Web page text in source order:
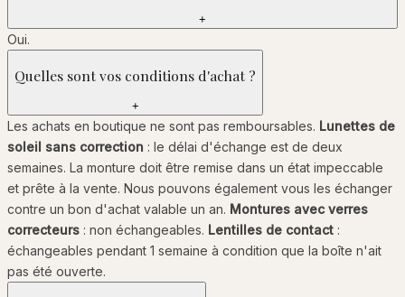
+
Oui.
Quelles sont vos conditions d'achat ?
+
Les achats en boutique ne sont pas remboursables. Lunettes de
soleil sans correction : le délai d'échange est de deux
semaines. La monture doit être remise dans un état impeccable
et prête à la vente. Nous pouvons également vous les échanger
contre un bon d'achat valable un an. Montures avec verres
correcteurs : non échangeables. Lentilles de contact :
échangeables pendant 1 semaine à condition que la boîte n'ait
pas été ouverte.